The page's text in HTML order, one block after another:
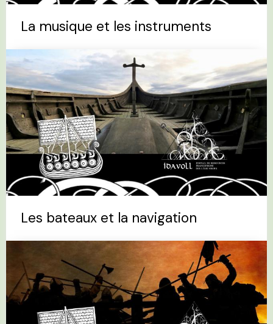
La musique et les instruments
Les bateaux et la navigation